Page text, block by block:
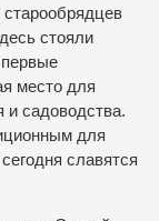
старообрядцев
стояли
место для
и садоводства.
для
славятся